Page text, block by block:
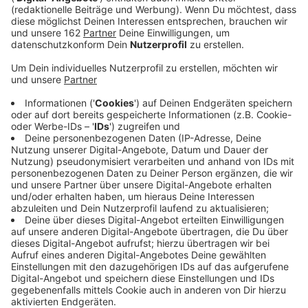
Veröffentlicht:Donnerstag, 06.02.2020 15:22
Anzeige
Jogi Löw ist der schönste Bundestrainer aller Zeiten
und aller Zeiten, die da noch kommen werden und noch
dreimal hin und zurück. Quasi im Alleingang hat er aus
einem rüden Haufen die "Fashion's-Eleven" geformt.
Selbstverständlich immer dabei: Sein Handy, mit dem
er in lieb gewonnener Manier per Sprachnachricht von
seinen Erlebnissen berichtet. Eben Jogis
Sprachnachricht, die Fußball-Comedy.
Anzeige